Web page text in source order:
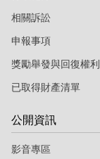
相關訴訟
申報事項
獎勵舉發與回復權利
已取得財產清單
公開資訊
影音專區